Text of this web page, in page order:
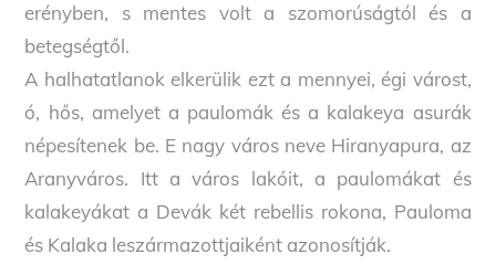
erényben, s mentes volt a szomorúságtól és a
betegségtől.
A halhatatlanok elkerülik ezt a mennyei, égi várost,
ó, hős, amelyet a paulomák és a kalakeya asurák
népesítenek be. E nagy város neve Hiranyapura, az
Aranyváros. Itt a város lakóit, a paulomákat és
kalakeyákat a Devák két rebellis rokona, Pauloma
és Kalaka leszármazottjaiként azonosítják.